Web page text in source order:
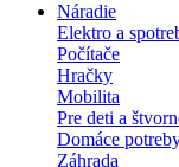
Náradie
Elektro a
Počítače
Hračky
Mobilita
Pre deti a
Domáce
Záhrada